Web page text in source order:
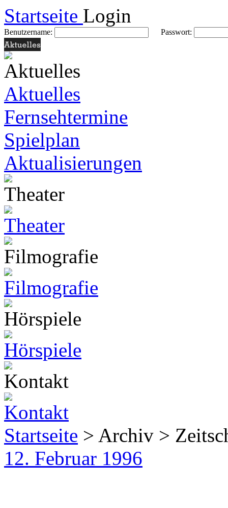
Startseite Login
Benutzername: Passwort:
Aktuelles
Fernsehtermine
Spielplan
Aktualisierungen
Startseite > Archiv >
12. Februar 1996